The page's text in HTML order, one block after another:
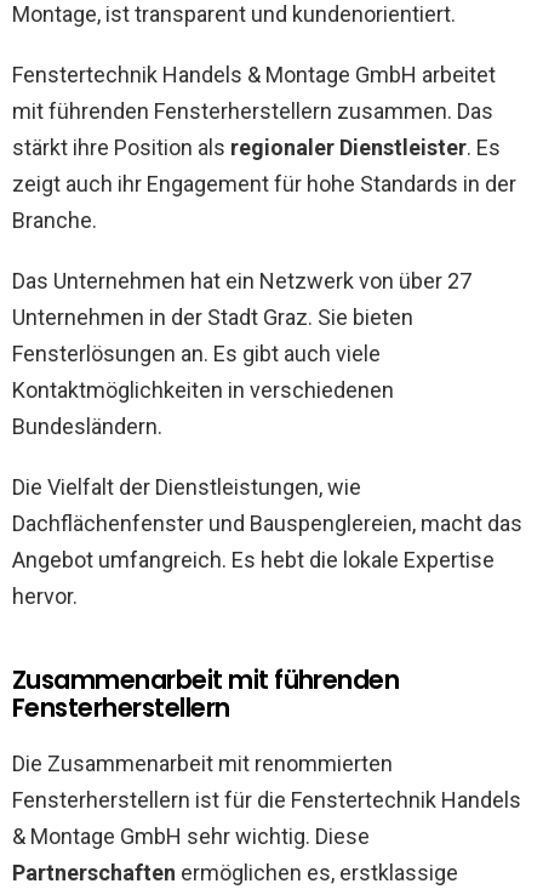
Montage, ist transparent und kundenorientiert.
Fenstertechnik Handels & Montage GmbH arbeitet
mit führenden Fensterherstellern zusammen. Das
stärkt ihre Position als regionaler Dienstleister. Es
zeigt auch ihr Engagement für hohe Standards in der
Branche.
Das Unternehmen hat ein Netzwerk von über 27
Unternehmen in der Stadt Graz. Sie bieten
Fensterlösungen an. Es gibt auch viele
Kontaktmöglichkeiten in verschiedenen
Bundesländern.
Die Vielfalt der Dienstleistungen, wie
Dachflächenfenster und Bauspenglereien, macht das
Angebot umfangreich. Es hebt die lokale Expertise
hervor.
Zusammenarbeit mit führenden
Fensterherstellern
Die Zusammenarbeit mit renommierten
Fensterherstellern ist für die Fenstertechnik Handels
& Montage GmbH sehr wichtig. Diese
Partnerschaften ermöglichen es, erstklassige